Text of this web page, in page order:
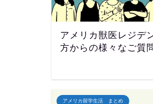
アメリカ獣医レジデ
方からの様々なご質
アメリカ留学生活 まとめ